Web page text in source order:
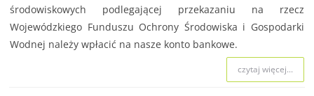
środowiskowych podlegającej przekazaniu na rzecz
Wojewódzkiego Funduszu Ochrony Środowiska i Gospodarki
Wodnej należy wpłacić na nasze konto bankowe.
czytaj więcej...